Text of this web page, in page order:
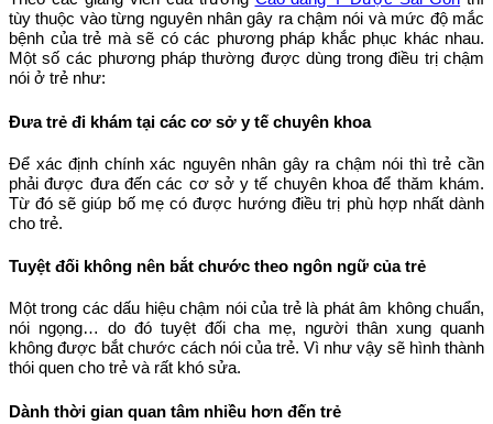
tùy thuộc vào từng nguyên nhân gây ra chậm nói và mức độ mắc
bệnh của trẻ mà sẽ có các phương pháp khắc phục khác nhau.
Một số các phương pháp thường được dùng trong điều trị chậm
nói ở trẻ như:
Đưa trẻ đi khám tại các cơ sở y tế chuyên khoa
Để xác định chính xác nguyên nhân gây ra chậm nói thì trẻ cần
phải được đưa đến các cơ sở y tế chuyên khoa để thăm khám.
Từ đó sẽ giúp bố mẹ có được hướng điều trị phù hợp nhất dành
cho trẻ.
Tuyệt đối không nên bắt chước theo ngôn ngữ của trẻ
Một trong các dấu hiệu chậm nói của trẻ là phát âm không chuẩn,
nói ngọng… do đó tuyệt đối cha mẹ, người thân xung quanh
không được bắt chước cách nói của trẻ. Vì như vậy sẽ hình thành
thói quen cho trẻ và rất khó sửa.
Dành thời gian quan tâm nhiều hơn đến trẻ